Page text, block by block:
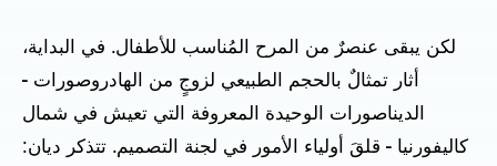
لكن يبقى عنصرٌ من المرح المُناسب للأطفال. في البداية،
أثار تمثالٌ بالحجم الطبيعي لزوجٍ من الهادروصورات -
الديناصورات الوحيدة المعروفة التي تعيش في شمال
كاليفورنيا - قلقَ أولياء الأمور في لجنة التصميم. تتذكر ديان: